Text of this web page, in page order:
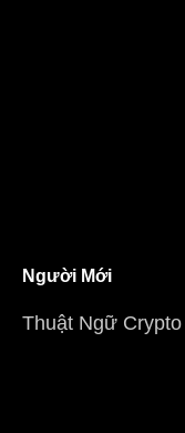
Người Mới
Thuật Ngữ Crypto